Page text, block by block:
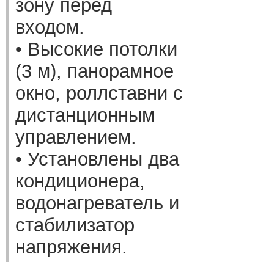
зону перед
входом.
• Высокие потолки
(3 м), панорамное
окно, роллставни с
дистанционным
управлением.
• Установлены два
кондиционера,
водонагреватель и
стабилизатор
напряжения.